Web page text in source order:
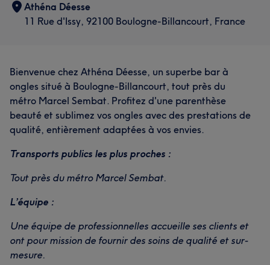
Athéna Déesse
11 Rue d'Issy, 92100 Boulogne-Billancourt, France
Bienvenue chez Athéna Déesse, un superbe bar à
ongles situé à Boulogne-Billancourt, tout près du
métro Marcel Sembat. Profitez d'une parenthèse
beauté et sublimez vos ongles avec des prestations de
qualité, entièrement adaptées à vos envies.
Transports publics les plus proches :
Tout près du métro Marcel Sembat.
L’équipe :
Une équipe de professionnelles accueille ses clients et
ont pour mission de fournir des soins de qualité et sur-
mesure.